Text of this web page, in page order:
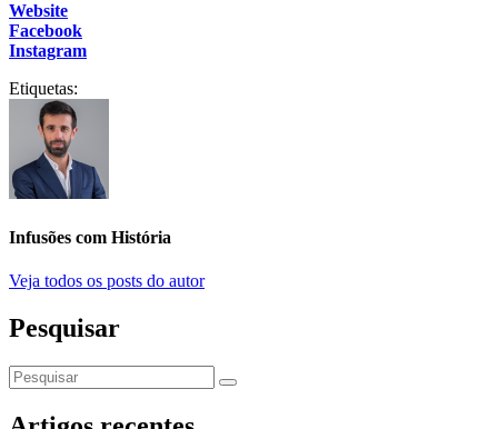
Website
Facebook
Instagram
Etiquetas:
Infusões com História
Veja todos os posts do autor
Pesquisar